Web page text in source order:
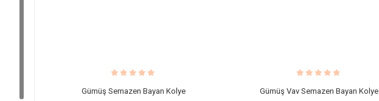
Gümüş Semazen Bayan Kolye Gümüş Vav Semazen Bayan Kolye